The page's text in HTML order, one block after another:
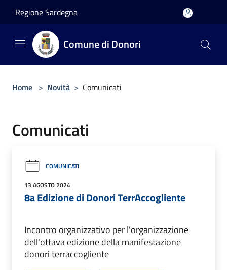
Regione Sardegna
Comune di Donori
Home > Novità > Comunicati
Comunicati
COMUNICATI
13 AGOSTO 2024
8a Edizione di Donori TerrAccogliente
Incontro organizzativo per l'organizzazione
dell'ottava edizione della manifestazione
donori terraccogliente